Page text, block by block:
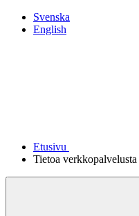
Svenska
English
Etusivu
Tietoa verkkopalvelusta